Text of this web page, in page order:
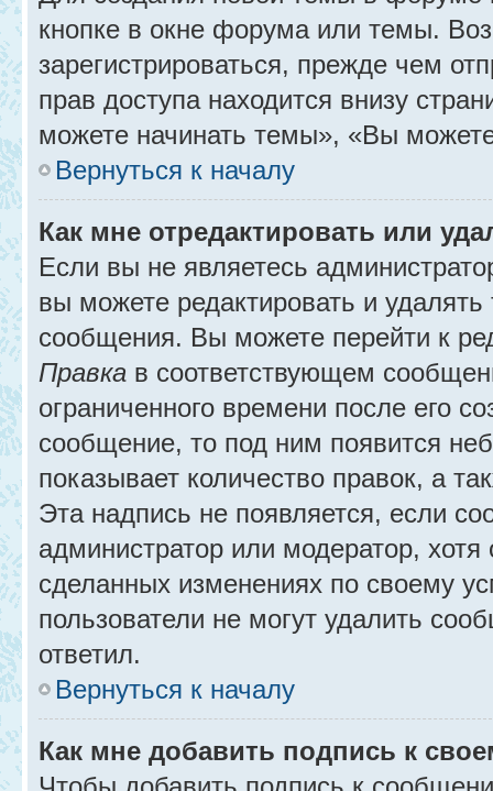
кнопке в окне форума или темы.
зарегистрироваться, прежде чем
прав доступа находится внизу
можете начинать темы», «Вы
Вернуться к началу
Как мне отредактировать или
Если вы не являетесь
вы можете редактировать и
сообщения. Вы можете перейти к
Правка в соответствующем
ограниченного времени после его
сообщение, то под ним появится
показывает количество правок, а
Эта надпись не появляется, если
администратор или модератор,
сделанных изменениях по своему
пользователи не могут удалить
ответил.
Вернуться к началу
Как мне добавить подпись к